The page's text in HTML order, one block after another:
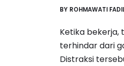
BY ROHMAWATI
Ketika bekerja,
terhindar dari
Distraksi